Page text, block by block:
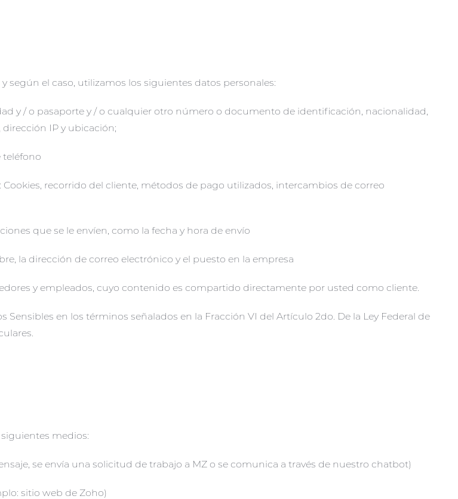
según el caso, utilizamos los siguientes datos personales:
y / o pasaporte y / o cualquier otro número o documento de identificación, nacionalidad,
IP y ubicación;
teléfono
recorrido del cliente, métodos de pago utilizados, intercambios de correo
que se le envíen, como la fecha y hora de envío
la dirección de correo electrónico y el puesto en la empresa
y empleados, cuyo contenido es compartido directamente por usted como cliente.
en los términos señalados en la Fracción VI del Artículo 2do. De la Ley Federal de
medios:
se envía una solicitud de trabajo a MZ o se comunica a través de nuestro chatbot)
sitio web de Zoho)